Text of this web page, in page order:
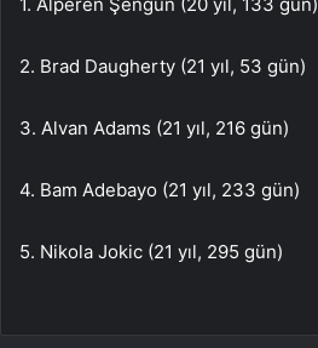
2. Brad Daugherty (21 yıl, 53 gün)
3. Alvan Adams (21 yıl, 216 gün)
4. Bam Adebayo (21 yıl, 233 gün)
5. Nikola Jokic (21 yıl, 295 gün)